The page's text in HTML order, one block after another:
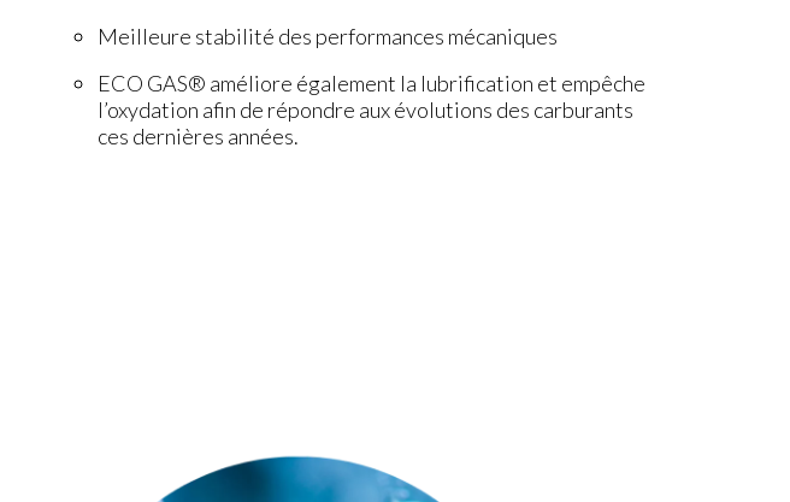
Meilleure stabilité des performances mécaniques
ECO GAS® améliore également la lubrification et empêche
l’oxydation afin de répondre aux évolutions des carburants
ces dernières années.